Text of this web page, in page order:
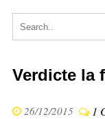
Verdicte la
26/12/2015 1